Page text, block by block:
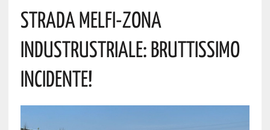
Strada Melfi-Zona
Industrustriale: Bruttissimo
Incidente!